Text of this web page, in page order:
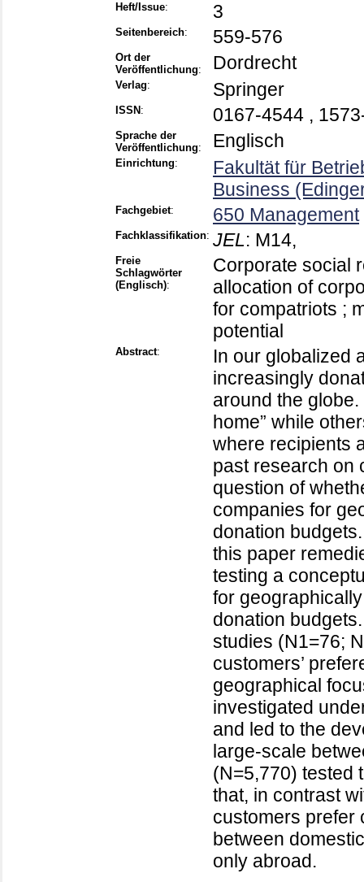
Heft/Issue: 3
Seitenbereich: 559-576
Ort der
Veröffentlichung: Dordrecht
Verlag: Springer
ISSN : 0167-4544 ,
Sprache der
Veröffentlichung: Englisch
Einrichtung:
Fakultät für
Business
Fachgebiet: 650 Management
Fachklassifikation: JEL: M14,
Freie
Schlagwörter
(Englisch):
Corporate social
allocation of
for compatriots ;
potential
Abstract:
In our globalized
increasingly
around the
home” while
where recipients
past research on
question of
companies for
donation
this paper
testing a
for
donation
studies (N1=76;
customers’
geographical
investigated
and led to the
large-scale
(N=5,770) tested
that, in contrast
customers prefer
between
only abroad.